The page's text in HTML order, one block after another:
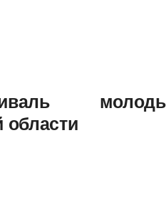
области